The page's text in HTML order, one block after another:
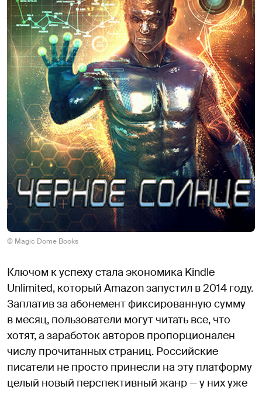
© Magic Dome Books
Ключом к успеху стала экономика Kindle
Unlimited, который Amazon запустил в 2014 году.
Заплатив за абонемент фиксированную сумму
в месяц, пользователи могут читать все, что
хотят, а заработок авторов пропорционален
числу прочитанных страниц. Российские
писатели не просто принесли на эту платформу
целый новый перспективный жанр — у них уже